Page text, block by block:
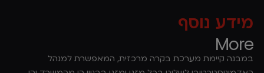
מידע נוסף
More
במבנה קיימת מערכת בקרה מרכזית, המאפשרת למנהל